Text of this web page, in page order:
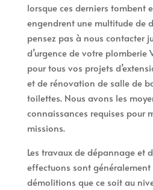
lorsque ces derniers tombent
engendrent une multitude de
pensez pas à nous contacter
d’urgence de votre plomberie
pour tous vos projets
et de rénovation de salle de
toilettes. Nous avons les
connaissances requises pour
missions.
Les travaux de dépannage et
effectuons sont généralement
démolitions que ce soit au